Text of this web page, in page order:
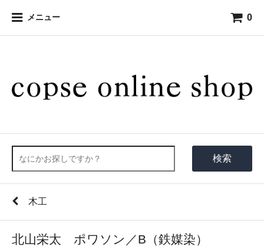
メニュー 0
検索
木工
北山栄太 ポワソン／B（鉄媒染）